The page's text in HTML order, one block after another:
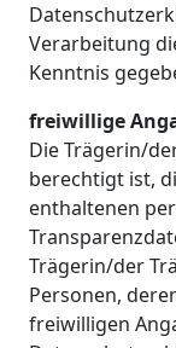
Verarbeitung
Kenntnis
freiwillige
Die Trägerin/
berechtigt ist,
enthaltenen personenbezogenen Daten in die
Trägerin/der
Personen,
freiwilligen Angaben enthalten sind, die